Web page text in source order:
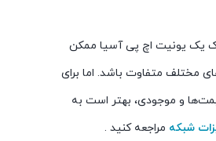
یک یونیت اچ پی آسیا ممکن
مختلف متفاوت باشد. اما برای
و موجودی، بهتر است به
شبکه مراجعه کنید .